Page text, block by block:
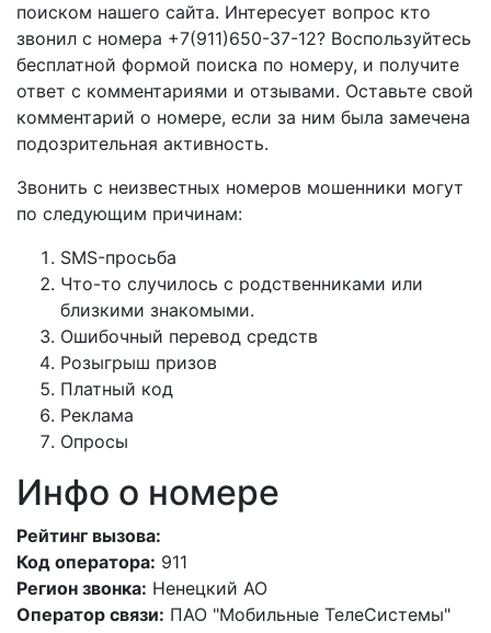
поиском нашего сайта. Интересует вопрос кто
звонил с номера +7(911)650-37-12? Воспользуйтесь
бесплатной формой поиска по номеру, и получите
ответ с комментариями и отзывами. Оставьте свой
комментарий о номере, если за ним была замечена
подозрительная активность.
Звонить с неизвестных номеров мошенники могут
по следующим причинам:
SMS-просьба
Что-то случилось с родственниками или
близкими знакомыми.
Ошибочный перевод средств
Розыгрыш призов
Платный код
Реклама
Опросы
Инфо о номере
Рейтинг вызова:
Код оператора: 911
Регион звонка: Ненецкий АО
Оператор связи: ПАО "Мобильные ТелеСистемы"